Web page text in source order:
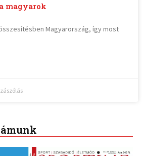
magyarok
Magyarország, így most